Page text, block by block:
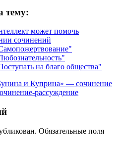
тему:
может помочь
сочинений
на благо общества"
и Куприна» — сочинение
рассуждение
Обязательные поля